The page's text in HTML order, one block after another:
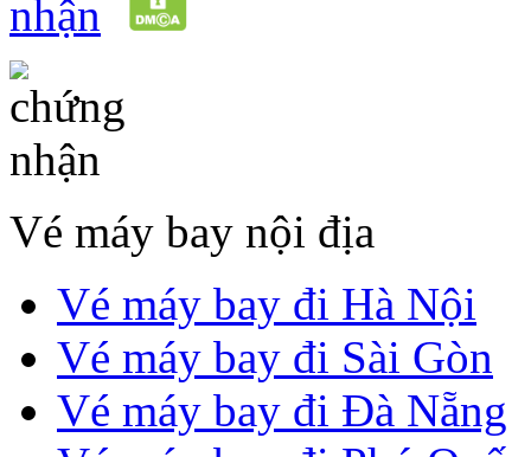
Vé máy bay nội địa
Vé máy bay đi Hà Nội
Vé máy bay đi Sài Gòn
Vé máy bay đi Đà Nẵng